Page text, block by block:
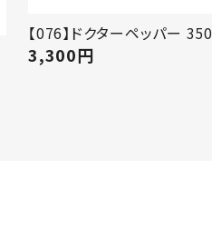
【076】ドクターペッパー
3,300円